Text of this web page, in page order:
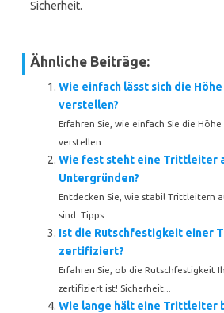
Sicherheit.
Ähnliche Beiträge:
Wie einfach lässt sich die
verstellen?
Erfahren Sie, wie einfach Sie die
verstellen...
Wie fest steht eine Trittleiter
Untergründen?
Entdecken Sie, wie stabil Trittleitern
sind. Tipps...
Ist die Rutschfestigkeit einer
zertifiziert?
Erfahren Sie, ob die Rutschfestigkeit
zertifiziert ist! Sicherheit...
Wie lange hält eine Trittleiter